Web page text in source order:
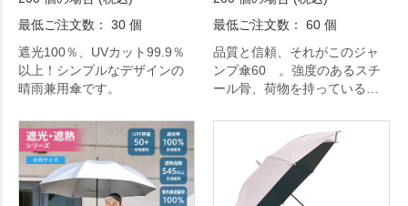
最低ご注文数： 30 個
遮光100％、UVカット99.9％
以上！シンプルなデザインの
晴雨兼用傘です。
最低ご注文数： 60 個
品質と信頼、それがこのジャ
ンプ傘60 。強度のあるスチ
ール骨、荷物を持っている時
ンプ式を採用した長傘です。1
パネルに1色名入れ対応が可能
となっております。店舗やオ
フィスビルなどの備品として
いかがでしょうか。日々の生